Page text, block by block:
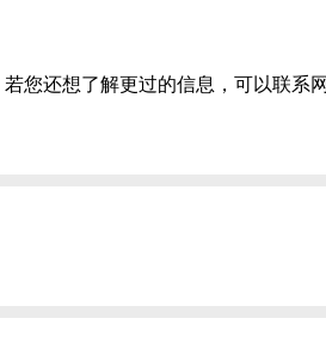
还想了解更过的信息，可以联系